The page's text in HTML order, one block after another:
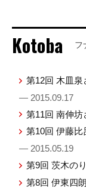
Kotoba フ
第12回 木皿泉
— 2015.09.17
第11回 南伸
第10回 伊藤比
— 2015.05.19
第9回 茨木の
第8回 伊東四